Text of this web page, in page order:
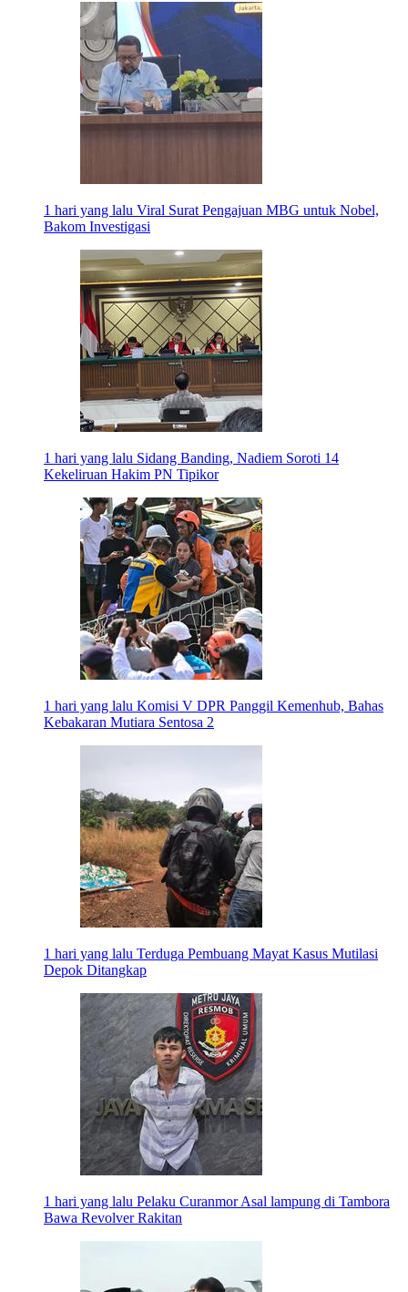
1 hari yang lalu Viral Surat Pengajuan MBG untuk Nobel,
Bakom Investigasi
1 hari yang lalu Sidang Banding, Nadiem Soroti 14
Kekeliruan Hakim PN Tipikor
1 hari yang lalu Komisi V DPR Panggil Kemenhub, Bahas
Kebakaran Mutiara Sentosa 2
1 hari yang lalu Terduga Pembuang Mayat Kasus Mutilasi
Depok Ditangkap
1 hari yang lalu Pelaku Curanmor Asal lampung di Tambora
Bawa Revolver Rakitan